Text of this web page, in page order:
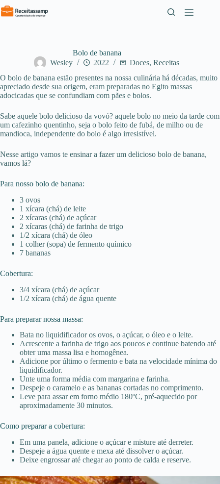
Pular
para
Bolo de banana
Wesley
2022 Doces,Receitas
O bolo de banana estão presentes na nossa culinária há décadas, muito
apreciado desde sua origem, eram preparadas no Egito massas
adocicadas que se confundiam com pães e bolos.
Sabe aquele bolo delicioso da vovó? aquele bolo no meio da tarde com
um cafezinho quentinho, seja o bolo feito de fubá, de milho ou de
mandioca, independente do bolo é algo irresistível.
Nesse artigo vamos te ensinar a fazer um delicioso bolo de banana,
vamos lá?
Para nosso bolo de banana:
3 ovos
1 xícara (chá) de leite
2 xícaras (chá) de açúcar
2 xícaras (chá) de farinha de trigo
1/2 xícara (chá) de óleo
1 colher (sopa) de fermento químico
7 bananas
Cobertura:
3/4 xícara (chá) de açúcar
1/2 xícara (chá) de água quente
Para preparar nossa massa:
Bata no liquidificador os ovos, o açúcar, o óleo e o leite.
Acrescente a farinha de trigo aos poucos e continue batendo até
obter uma massa lisa e homogênea.
Adicione por último o fermento e bata na velocidade mínima do
liquidificador.
Unte uma forma média com margarina e farinha.
Despeje o caramelo e as bananas cortadas no comprimento.
Leve para assar em forno médio 180ºC, pré-aquecido por
aproximadamente 30 minutos.
Como preparar a cobertura:
Em uma panela, adicione o açúcar e misture até derreter.
Despeje a água quente e mexa até dissolver o açúcar.
Deixe engrossar até chegar ao ponto de calda e reserve.